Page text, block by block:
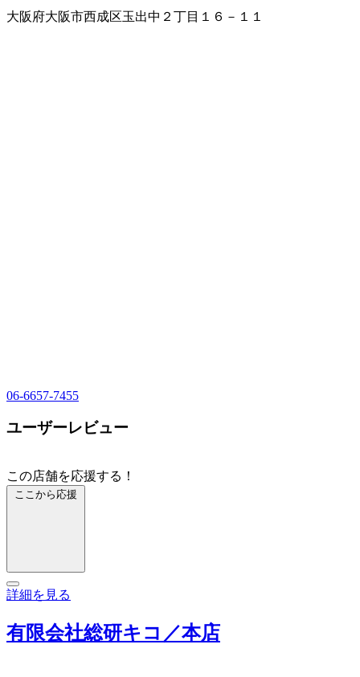
大阪府大阪市西成区玉出中２丁目１６－１１
06-6657-7455
ユーザーレビュー
この店舗を応援する！
ここから応援
詳細を見る
有限会社総研キコ／本店